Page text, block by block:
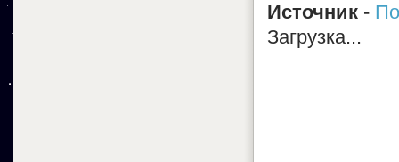
Источник -
Загрузка...